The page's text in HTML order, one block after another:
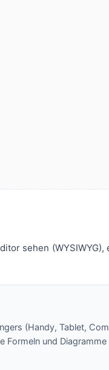
sehen
(Handy, Tablet,
Formeln und